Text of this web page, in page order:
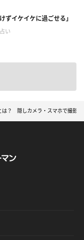
ずイケイケに過ごせる」
い
は？ 隠しカメラ・スマホで撮影